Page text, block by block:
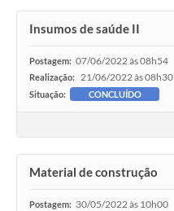
Insumos de saúde II
Postagem: 07/06/2022 às 08h54
Realização: 21/06/2022 às 08h30
Situação: CONCLUÍDO
Material de construção
Postagem: 30/05/2022 às 10h00